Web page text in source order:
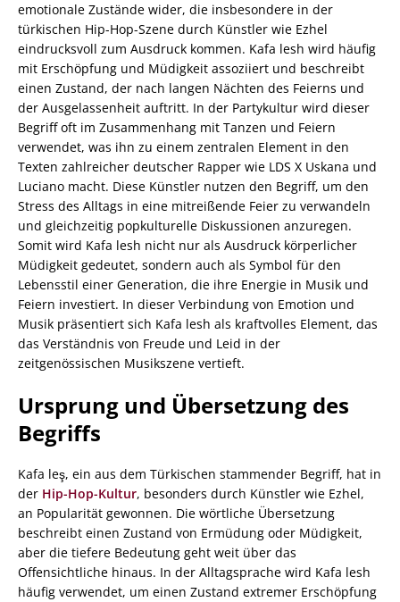
emotionale Zustände wider, die insbesondere in der
türkischen Hip-Hop-Szene durch Künstler wie Ezhel
eindrucksvoll zum Ausdruck kommen. Kafa lesh wird häufig
mit Erschöpfung und Müdigkeit assoziiert und beschreibt
einen Zustand, der nach langen Nächten des Feierns und
der Ausgelassenheit auftritt. In der Partykultur wird dieser
Begriff oft im Zusammenhang mit Tanzen und Feiern
verwendet, was ihn zu einem zentralen Element in den
Texten zahlreicher deutscher Rapper wie LDS X Uskana und
Luciano macht. Diese Künstler nutzen den Begriff, um den
Stress des Alltags in eine mitreißende Feier zu verwandeln
und gleichzeitig popkulturelle Diskussionen anzuregen.
Somit wird Kafa lesh nicht nur als Ausdruck körperlicher
Müdigkeit gedeutet, sondern auch als Symbol für den
Lebensstil einer Generation, die ihre Energie in Musik und
Feiern investiert. In dieser Verbindung von Emotion und
Musik präsentiert sich Kafa lesh als kraftvolles Element, das
das Verständnis von Freude und Leid in der
zeitgenössischen Musikszene vertieft.
Ursprung und Übersetzung des
Begriffs
Kafa leş, ein aus dem Türkischen stammender Begriff, hat in
der Hip-Hop-Kultur, besonders durch Künstler wie Ezhel,
an Popularität gewonnen. Die wörtliche Übersetzung
beschreibt einen Zustand von Ermüdung oder Müdigkeit,
aber die tiefere Bedeutung geht weit über das
Offensichtliche hinaus. In der Alltagsprache wird Kafa lesh
häufig verwendet, um einen Zustand extremer Erschöpfung